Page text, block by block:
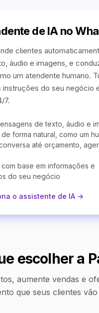
de IA no
clientes
áudio e imagens, e
um atendente humano.
instruções do seu negócio
7.
de texto, áudio e
forma natural, como um
até orçamento,
base em informações e
do seu negócio
o assistente de IA →
escolher a
aumente vendas e
que seus clientes vão